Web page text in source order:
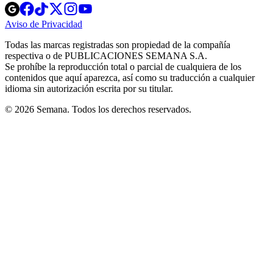
Opens
in
new
Opens
in
new
Opens
in
new
window
Opens
new
windowwindow
Aviso de Privacidad
new
window
Todas las marcas registradas son propiedad de la compañía
respectiva o de PUBLICACIONES SEMANA S.A.
Se prohíbe la reproducción total o parcial de cualquiera de los
contenidos que aquí aparezca, así como su traducción a cualquier
idioma sin autorización escrita por su titular.
© 2026 Semana. Todos los derechos reservados.